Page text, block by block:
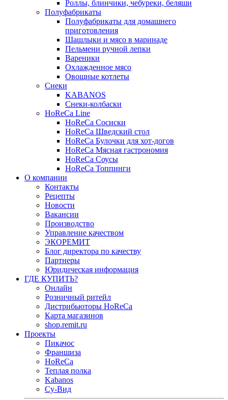
Роллы, блинчики, чебуреки, беляши
Полуфабрикаты
Полуфабрикаты для домашнего
приготовления
Шашлыки и мясо в маринаде
Пельмени ручной лепки
Вареники
Охлажденное мясо
Овощные котлеты
Снеки
KABANOS
Снеки-колбаски
HoReCa Line
HoReCa Сосиски
HoReCa Шведский стол
HoReCa Булочки для хот-догов
HoReCa Мясная гастрономия
HoReCa Соусы
HoReCa Топпинги
О компании
Контакты
Рецепты
Новости
Вакансии
Производство
Управление качеством
ЭКОРЕМИТ
Блог директора по качеству
Партнеры
Юридическая информация
ГДЕ КУПИТЬ?
Онлайн
Розничный ритейл
Дистрибьюторы HoReCa
Карта магазинов
shop.remit.ru
Проекты
Пикачос
Франшиза
HoReCa
Теплая полка
Kabanos
Су-Вид